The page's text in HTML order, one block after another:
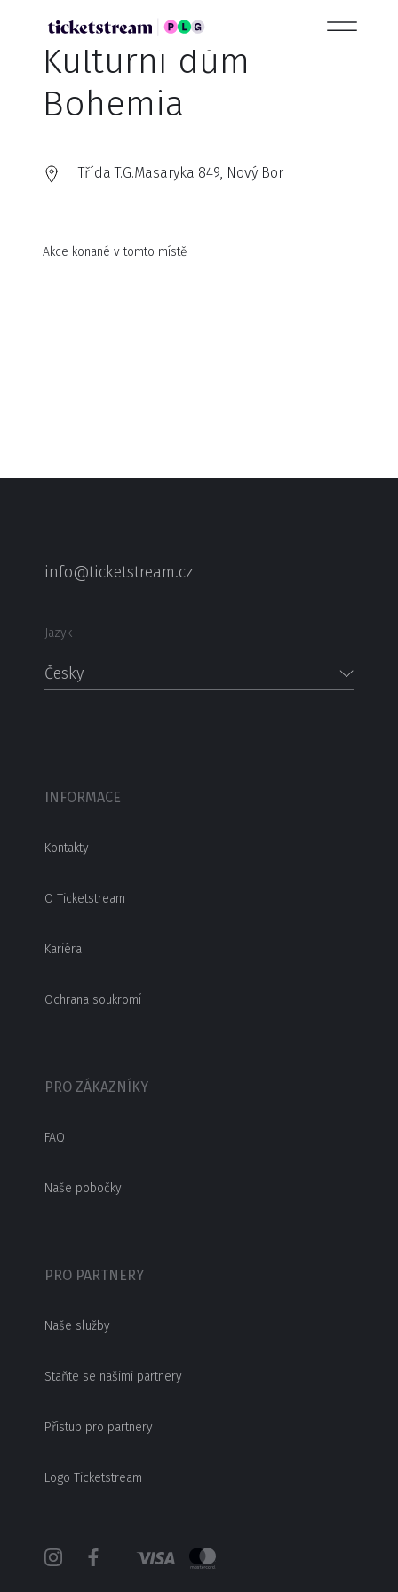
Kulturní dům
Bohemia
Třída T.G.Masaryka 849, Nový Bor
Akce konané v tomto místě
info@ticketstream.cz
Jazyk
Česky
INFORMACE
Kontakty
O Ticketstream
Kariéra
Ochrana soukromí
PRO ZÁKAZNÍKY
FAQ
Naše pobočky
PRO PARTNERY
Naše služby
Staňte se našimi partnery
Přístup pro partnery
Logo Ticketstream